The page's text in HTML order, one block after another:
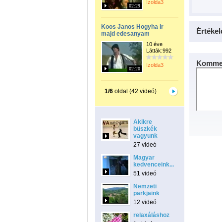
02:29
Izolda3
Koos Janos Hogyha ir
majd edesanyam
02:20
10 éve
Látták:992
Izolda3
1/6oldal (42 videó)
Akikre
büszkék
vagyunk
27 videó
Magyar
kedvenceink...
51 videó
Nemzeti
parkjaink
12 videó
relaxáláshoz